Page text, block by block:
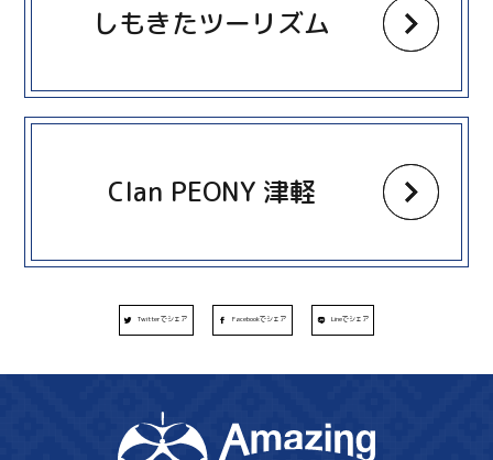
しもきたツーリズム
Clan PEONY 津軽
more
Twitterでシェア Facebookでシェア Lineでシェア